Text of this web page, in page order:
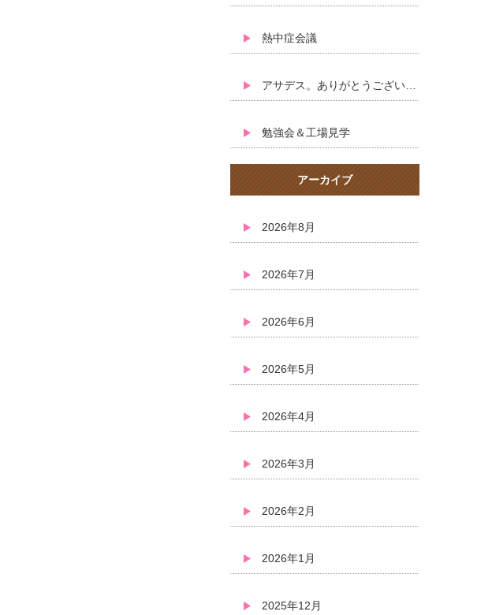
熱中症会議
勉強会＆工場見学
アーカイブ
2026年8月
2026年7月
2026年6月
2026年5月
2026年4月
2026年3月
2026年2月
2026年1月
2025年12月